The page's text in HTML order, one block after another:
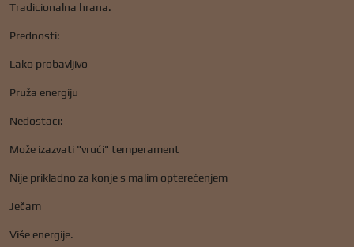
Tradicionalna hrana.
Prednosti:
Lako probavljivo
Pruža energiju
Nedostaci:
Može izazvati "vrući" temperament
Nije prikladno za konje s malim opterećenjem
Ječam
Više energije.